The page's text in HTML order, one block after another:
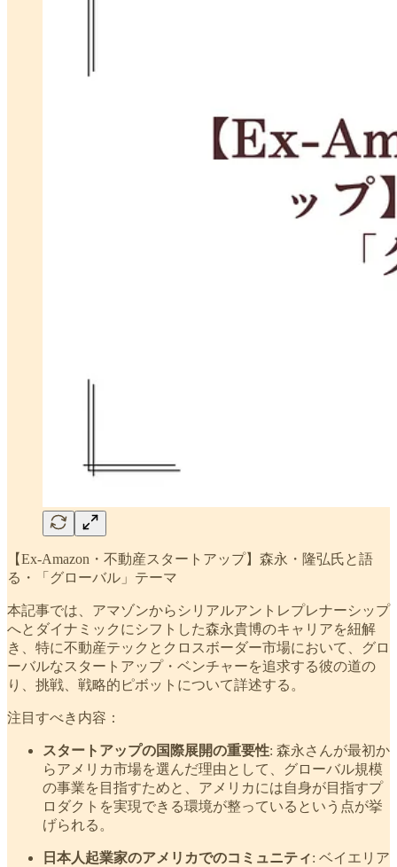
【Ex-Amazon・不動産スタートアップ】森永・隆弘氏と語
る・「グローバル」テーマ
本記事では、アマゾンからシリアルアントレプレナーシップ
へとダイナミックにシフトした森永貴博のキャリアを紐解
き、特に不動産テックとクロスボーダー市場において、グロ
ーバルなスタートアップ・ベンチャーを追求する彼の道の
り、挑戦、戦略的ピボットについて詳述する。
注目すべき内容：
スタートアップの国際展開の重要性: 森永さんが最初か
らアメリカ市場を選んだ理由として、グローバル規模
の事業を目指すためと、アメリカには自身が目指すプ
ロダクトを実現できる環境が整っているという点が挙
げられる。
日本人起業家のアメリカでのコミュニティ: ベイエリア